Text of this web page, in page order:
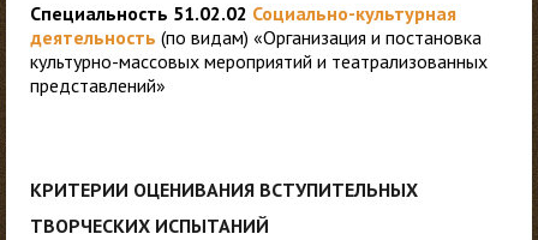
Специальность 51.02.02 Социально-культурная
деятельность (по видам) «Организация и постановка
культурно-массовых мероприятий и театрализованных
представлений»
КРИТЕРИИ ОЦЕНИВАНИЯ ВСТУПИТЕЛЬНЫХ
ТВОРЧЕСКИХ ИСПЫТАНИЙ